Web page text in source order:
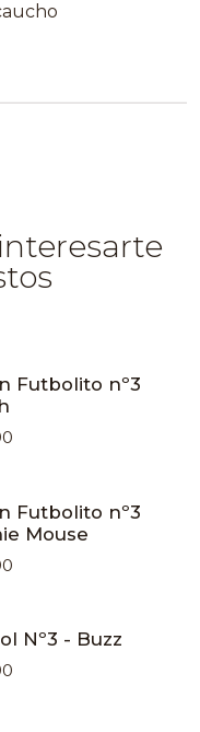
Futbolito nº3
Futbolito nº3
Mouse
Nº3 - Buzz